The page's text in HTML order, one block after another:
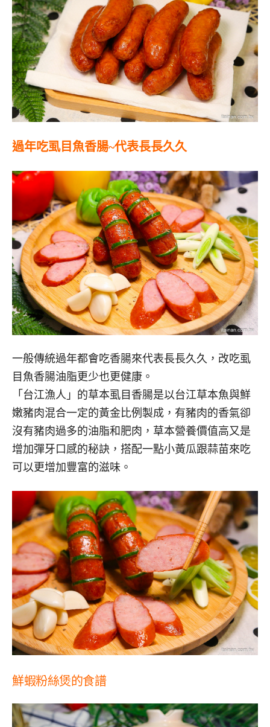
過年吃虱目魚香腸~代表長長久久
一般傳統過年都會吃香腸來代表長長久久，改吃虱
目魚香腸油脂更少也更健康。
「台江漁人」的草本虱目香腸是以台江草本魚與鮮
嫩豬肉混合一定的黃金比例製成，有豬肉的香氣卻
沒有豬肉過多的油脂和肥肉，草本營養價值高又是
增加彈牙口感的秘訣，搭配一點小黃瓜跟蒜苗來吃
可以更增加豐富的滋味。
鮮蝦粉絲煲的食譜